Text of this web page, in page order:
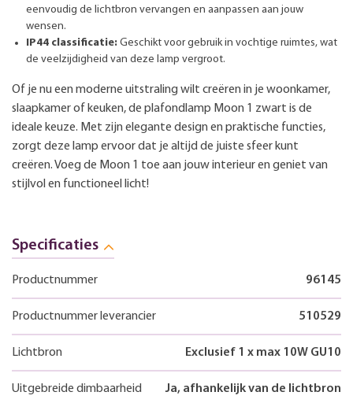
eenvoudig de lichtbron vervangen en aanpassen aan jouw
wensen.
IP44 classificatie: Geschikt voor gebruik in vochtige ruimtes, wat
de veelzijdigheid van deze lamp vergroot.
Of je nu een moderne uitstraling wilt creëren in je woonkamer,
slaapkamer of keuken, de plafondlamp Moon 1 zwart is de
ideale keuze. Met zijn elegante design en praktische functies,
zorgt deze lamp ervoor dat je altijd de juiste sfeer kunt
creëren. Voeg de Moon 1 toe aan jouw interieur en geniet van
stijlvol en functioneel licht!
Specificaties
Productnummer 96145
Productnummer leverancier 510529
Lichtbron Exclusief 1 x max 10W GU10
Uitgebreide dimbaarheid Ja, afhankelijk van de lichtbron